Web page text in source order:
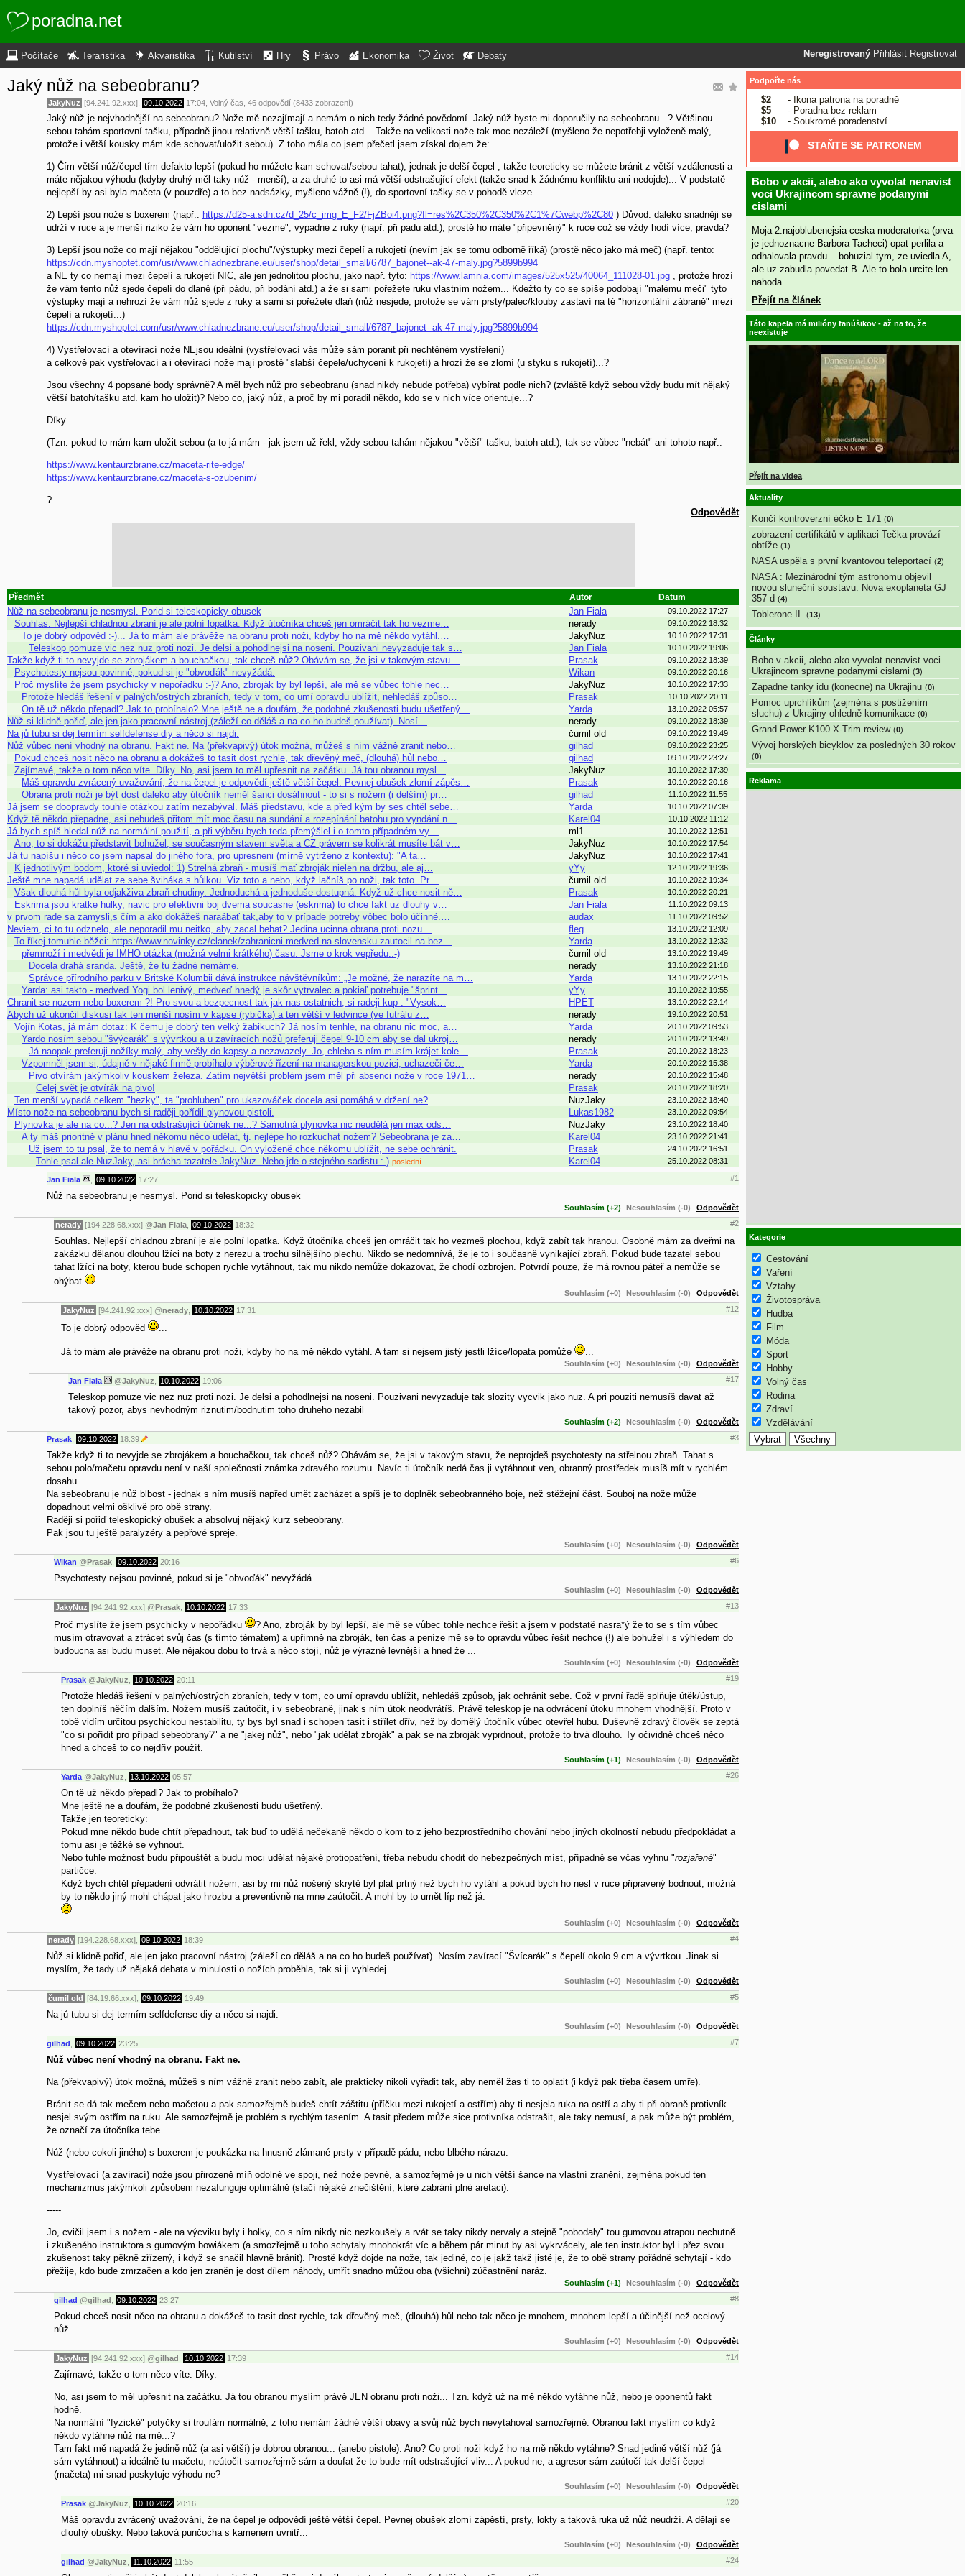
poradna.net
Neregistrovaný Přihlásit Registrovat
Počítače Teraristika Akvaristika Kutilství Hry Právo Ekonomika Život Debaty
Jaký nůž na sebeobranu?
JakyNuz [94.241.92.xxx], 09.10.2022 17:04 Volný čas , 46 odpovědí (8433 zobrazení)
Jaký nůž je nejvhodnější na sebeobranu? Nože mě nezajímají a nemám o nich tedy žádné povědomí. Jaký nůž byste mi doporučily na sebeobranu...? Většinou
sebou tahám sportovní tašku, případně jinou relativně větší tašku, batoh atd... Takže na velikosti nože tak moc nezáleží (myšleno že nepotřebji vyloženě malý,
protože i větší kousky mám kde schovat/uložit sebou). Z toho mála co jsem přečetl jsem získal dojem že:
1) Čím větší nůž/čepel tím defakto lepší (pokud ho můžete kam schovat/sebou tahat), jednak je delší čepel , takže teoreticky se můžete bránit z větší vzdálenosti a
máte nějakou výhodu (kdyby druhý měl taky nůž - menší), a za druhé to asi má větší odstrašující efekt (takže snad k žádnému konfliktu ani nedojde)... V podstatě
nejlepší by asi byla mačeta (v pouzdře) a to bez nadsázky, myšleno vážně (!), do sportovní tašky se v pohodě vleze...
2) Lepší jsou nože s boxerem (např.: https://d25-a.sdn.cz/d_25/c_img_E_F2/FjZBoi4.png?fl=res%2C350%2C350%2C1%7Cwebp%2C80 ) Důvod: daleko snadněji se
udrží v ruce a je menší riziko že vám ho oponent "vezme", vypadne z ruky (např. při padu atd.), prostě ho máte "připevněný" k ruce což se vždy hodí více, pravda?
3) Lepší jsou nože co mají nějakou "oddělující plochu"/výstupky mezi čepelí a rukojetí (nevím jak se tomu odborně říká) (prostě něco jako má meč) (např. tento:
https://cdn.myshoptet.com/usr/www.chladnezbrane.eu/user/shop/detail_small/6787_bajonet--ak-47-maly.jpg?5899b994
a NE ty co nemají mezi čepelí a rukojetí NIC, ale jen jednolitou plochu, jako např. tyto: https://www.lamnia.com/images/525x525/40064_111028-01.jpg , protože hrozí
že vám tento nůž sjede čepelí do dlaně (při pádu, při bodání atd.) a že si sami pořežete ruku vlastním nožem... Kdežto ty co se spíše podobají "malému meči" tyto
výstupky mají a nehrozí že vám nůž sjede z ruky a sami si pořežete dlaň (nůž nesjede, protože se vám prsty/palec/klouby zastaví na té "horizontální zábraně" mezi
čepelí a rukojetí...)
https://cdn.myshoptet.com/usr/www.chladnezbrane.eu/user/shop/detail_small/6787_bajonet--ak-47-maly.jpg?5899b994
4) Vystřelovací a otevírací nože NEjsou ideální (vystřelovací vás může sám poranit při nechtěném vystřelení)
a celkově pak vystřelovací a i otevírací nože mají prostě "slabší čepele/uchycení k rukojetí) a hrozí že se zlomí (u styku s rukojetí)...?
Jsou všechny 4 popsané body správně? A měl bych nůž pro sebeobranu (snad nikdy nebude potřeba) vybírat podle nich? (zvláště když sebou vždy budu mít nějaký
větší batoh/tašku atd. kam ho uložit)? Nebo co, jaký nůž, a proč by mi poradil někdo, kdo se v nich více orientuje...?
Díky
(Tzn. pokud to mám kam uložit sebou (a to já mám - jak jsem už řekl, vždy sebou tahám nějakou "větší" tašku, batoh atd.), tak se vůbec "nebát" ani tohoto např.:
https://www.kentaurzbrane.cz/maceta-rite-edge/
https://www.kentaurzbrane.cz/maceta-s-ozubenim/
?
Odpovědět
Předmět Autor Datum
Nůž na sebeobranu je nesmysl. Porid si teleskopicky obusek Jan Fiala 09.10.2022 17:27
Souhlas. Nejlepší chladnou zbraní je ale polní lopatka. Když útočníka chceš jen omráčit tak ho vezme… nerady 09.10.2022 18:32
To je dobrý odpověd :-)... Já to mám ale právěže na obranu proti noži, kdyby ho na mě někdo vytáhl.… JakyNuz 10.10.2022 17:31
Teleskop pomuze vic nez nuz proti nozi. Je delsi a pohodlnejsi na noseni. Pouzivani nevyzaduje tak s… Jan Fiala 10.10.2022 19:06
Takže když ti to nevyjde se zbrojákem a bouchačkou, tak chceš nůž? Obávám se, že jsi v takovým stavu… Prasak 09.10.2022 18:39
Psychotesty nejsou povinné, pokud si je "obvoďák" nevyžádá. Wikan 09.10.2022 20:16
Proč myslíte že jsem psychicky v nepořádku :-)? Ano, zbroják by byl lepší, ale mě se vůbec tohle nec… JakyNuz 10.10.2022 17:33
Protože hledáš řešení v palných/ostrých zbraních, tedy v tom, co umí opravdu ublížit, nehledáš způso… Prasak 10.10.2022 20:11
On tě už někdo přepadl? Jak to probíhalo? Mne ještě ne a doufám, že podobné zkušenosti budu ušetřený… Yarda 13.10.2022 05:57
Nůž si klidně pořiď, ale jen jako pracovní nástroj (záleží co děláš a na co ho budeš používat). Nosí… nerady 09.10.2022 18:39
Na jů tubu si dej termím selfdefense diy a něco si najdi. čumil old 09.10.2022 19:49
Nůž vůbec není vhodný na obranu. Fakt ne. Na (překvapivý) útok možná, můžeš s ním vážně zranit nebo… gilhad 09.10.2022 23:25
Pokud chceš nosit něco na obranu a dokážeš to tasit dost rychle, tak dřevěný meč, (dlouhá) hůl nebo… gilhad 09.10.2022 23:27
Zajímavé, takže o tom něco víte. Díky. No, asi jsem to měl upřesnit na začátku. Já tou obranou mysl… JakyNuz 10.10.2022 17:39
Máš opravdu zvrácený uvažování, že na čepel je odpovědí ještě větší čepel. Pevnej obušek zlomí zápěs… Prasak 10.10.2022 20:16
Obrana proti noži je být dost daleko aby útočník neměl šanci dosáhnout - to si s nožem (i delším) pr… gilhad 11.10.2022 11:55
Já jsem se doopravdy touhle otázkou zatím nezabýval. Máš představu, kde a před kým by ses chtěl sebe… Yarda 10.10.2022 07:39
Když tě někdo přepadne, asi nebudeš přitom mít moc času na sundání a rozepínání batohu pro vyndání n… Karel04 10.10.2022 11:12
Já bych spíš hledal nůž na normální použití, a při výběru bych teda přemýšlel i o tomto případném vy… ml1 10.10.2022 12:51
Ano, to si dokážu představit bohužel, se současným stavem světa a CZ právem se kolikrát musíte bát v… JakyNuz 10.10.2022 17:54
Já tu napíšu i něco co jsem napsal do jiného fora, pro upresneni (mírně vytrženo z kontextu): "A ta… JakyNuz 10.10.2022 17:41
K jednotlivým bodom, ktoré si uviedol: 1) Strelná zbraň - musíš mať zbroják nielen na držbu, ale aj… yYy 12.10.2022 19:36
Ještě mne napadá udělat ze sebe šviháka s hůlkou. Viz toto a nebo, když lačníš po noži, tak toto. Pr… čumil old 10.10.2022 19:34
Však dlouhá hůl byla odjakživa zbraň chudiny. Jednoduchá a jednoduše dostupná. Když už chce nosit ně… Prasak 10.10.2022 20:21
Eskrima jsou kratke hulky, navic pro efektivni boj dvema soucasne (eskrima) to chce fakt uz dlouhy v… Jan Fiala 11.10.2022 09:13
v prvom rade sa zamysli,s čím a ako dokážeš naraábať tak,aby to v prípade potreby vôbec bolo účinné.… audax 11.10.2022 09:52
Neviem, ci to tu odznelo, ale neporadil mu neitko, aby zacal behat? Jedina ucinna obrana proti nozu… fleg 13.10.2022 12:09
To říkej tomuhle běžci: https://www.novinky.cz/clanek/zahranicni-medved-na-slovensku-zautocil-na-bez… Yarda 13.10.2022 12:32
přemnoží i medvědi je IMHO otázka (možná velmi krátkého) času. Jsme o krok vepředu.:-) čumil old 13.10.2022 19:49
Docela drahá sranda. Ještě, že tu žádné nemáme. nerady 13.10.2022 21:18
Správce přírodního parku v Britské Kolumbii dává instrukce návštěvníkům: „Je možné, že narazíte na m… Yarda 13.10.2022 22:15
Yarda: asi takto - medveď Yogi bol lenivý, medveď hnedý je skôr vytrvalec a pokiaľ potrebuje "šprint… yYy 19.10.2022 19:55
Chranit se nozem nebo boxerem ?! Pro svou a bezpecnost tak jak nas ostatnich, si radeji kup : "Vysok… HPET 13.10.2022 22:14
Abych už ukončil diskusi tak ten menší nosím v kapse (rybička) a ten větší v ledvince (ve futrálu z… nerady 19.10.2022 20:51
Vojín Kotas, já mám dotaz: K čemu je dobrý ten velký žabikuch? Já nosím tenhle, na obranu nic moc, a… Yarda 20.10.2022 09:53
Yardo nosím sebou "švýcarák" s vývrtkou a u zavíracích nožů preferuji čepel 9-10 cm aby se dal ukroj… nerady 20.10.2022 13:49
Já naopak preferuji nožíky malý, aby vešly do kapsy a nezavazely. Jo, chleba s ním musím krájet kole… Prasak 20.10.2022 18:23
Vzpomněl jsem si, údajně v nějaké firmě probíhalo výběrové řízení na managerskou pozici, uchazeči če… Yarda 20.10.2022 15:38
Pivo otvírám jakýmkoliv kouskem železa. Zatím největší problém jsem měl při absenci nože v roce 1971… nerady 20.10.2022 15:48
Celej svět je otvírák na pivo! Prasak 20.10.2022 18:20
Ten menší vypadá celkem "hezky", ta "prohluben" pro ukazováček docela asi pomáhá v držení ne? NuzJaky 23.10.2022 18:40
Místo nože na sebeobranu bych si raději pořídil plynovou pistoli. Lukas1982 23.10.2022 09:54
Plynovka je ale na co...? Jen na odstrašující účinek ne...? Samotná plynovka nic neudělá jen max ods… NuzJaky 23.10.2022 18:40
A ty máš prioritně v plánu hned někomu něco udělat, tj. nejlépe ho rozkuchat nožem? Sebeobrana je za… Karel04 23.10.2022 21:41
Už jsem to tu psal, že to nemá v hlavě v pořádku. On vyloženě chce někomu ublížit, ne sebe ochránit. Prasak 24.10.2022 16:51
Tohle psal ale NuzJaky, asi brácha tazatele JakyNuz. Nebo jde o stejného sadistu.:-) poslední Karel04 25.10.2022 08:31
Jan Fiala 09.10.2022 17:27 #1
Nůž na sebeobranu je nesmysl. Porid si teleskopicky obusek
Souhlasím (+2) Nesouhlasím (-0) Odpovědět
nerady [194.228.68.xxx] @Jan Fiala 09.10.2022 18:32 #2
Souhlas. Nejlepší chladnou zbraní je ale polní lopatka. Když útočníka chceš jen omráčit tak ho vezmeš plochou, když zabít tak hranou. Osobně mám za dveřmi na
zakázku dělanou dlouhou lžíci na boty z nerezu a trochu silnějšího plechu. Nikdo se nedomnívá, že je to i současně vynikající zbraň. Pokud bude tazatel sebou
tahat lžíci na boty, kterou bude schopen rychle vytáhnout, tak mu nikdo nemůže dokazovat, že chodí ozbrojen. Potvrdí pouze, že má rovnou páteř a nemůže se
ohýbat.
Souhlasím (+0) Nesouhlasím (-0) Odpovědět
JakyNuz [94.241.92.xxx] @nerady 10.10.2022 17:31 #12
To je dobrý odpověd
Já to mám ale právěže na obranu proti noži, kdyby ho na mě někdo vytáhl. A tam si nejsem jistý jestli lžíce/lopata pomůže
Souhlasím (+0) Nesouhlasím (-0) Odpovědět
Jan Fiala @JakyNuz 10.10.2022 19:06 #17
Teleskop pomuze vic nez nuz proti nozi. Je delsi a pohodlnejsi na noseni. Pouzivani nevyzaduje tak slozity vycvik jako nuz. A pri pouziti nemusíš davat až
takový pozor, abys nevhodným riznutim/bodnutim toho druheho nezabil
Souhlasím (+2) Nesouhlasím (-0) Odpovědět
Prasak 09.10.2022 18:39 #3
Takže když ti to nevyjde se zbrojákem a bouchačkou, tak chceš nůž? Obávám se, že jsi v takovým stavu, že neprojdeš psychotesty na střelnou zbraň. Tahat s
sebou polo/mačetu opravdu není v naší společnosti známka zdravého rozumu. Navíc ti útočník nedá čas ji vytáhnout ven, obranný prostředek musíš mít v rychlém
dosahu.
Na sebeobranu je nůž blbost - jednak s ním musíš napřed umět zacházet a spíš je to doplněk sebeobranného boje, než stěžejní část. Souboj na nože může
dopadnout velmi ošklivě pro obě strany.
Raději si pořiď teleskopický obušek a absolvuj nějaký kurz sebeobrany.
Pak jsou tu ještě paralyzéry a pepřové spreje.
Souhlasím (+0) Nesouhlasím (-0) Odpovědět
Wikan @Prasak 09.10.2022 20:16 #6
Psychotesty nejsou povinné, pokud si je "obvoďák" nevyžádá.
Souhlasím (+0) Nesouhlasím (-0) Odpovědět
JakyNuz [94.241.92.xxx] @Prasak 10.10.2022 17:33 #13
Proč myslíte že jsem psychicky v nepořádku
? Ano, zbroják by byl lepší, ale mě se vůbec tohle nechce řešit a jsem v podstatě nasra*ý že to se s tím vůbec
musím otravovat a ztrácet svůj čas (s tímto tématem) a upřímně na zbroják, ten čas a peníze mě se to opravdu vůbec řešit nechce (!) ale bohužel i s výhledem do
budoucna asi budu muset. Ale nějakou dobu to trvá a něco stojí, nůž je výrazně levnější a hned že ...
Souhlasím (+0) Nesouhlasím (-0) Odpovědět
Prasak @JakyNuz 10.10.2022 20:11 #19
Protože hledáš řešení v palných/ostrých zbraních, tedy v tom, co umí opravdu ublížit, nehledáš způsob, jak ochránit sebe. Což v první řadě splňuje útěk/ústup,
ten doplníš něčím dalším. Nožem musíš zaútočit, i v sebeobraně, jinak s ním útok neodvrátíš. Právě teleskop je na odvrácení útoku mnohem vhodnější. Proto v
tobě vidím určitou psychickou nestabilitu, ty bys byl snad i schopen tasit i střílet dřív, než by domělý útočník vůbec otevřel hubu. Duševně zdravý člověk se zeptá
"co si pořídit pro případ sebeobrany?" a ne "jakej nůž", nebo "jak udělat zbroják" a pak se na zbroják vyprdnout, protože to trvá dlouho. Ty očividně chceš něco
hned a chceš to co nejdřív použít.
Souhlasím (+1) Nesouhlasím (-0) Odpovědět
Yarda @JakyNuz 13.10.2022 05:57 #26
On tě už někdo přepadl? Jak to probíhalo?
Mne ještě ne a doufám, že podobné zkušenosti budu ušetřený.
Takže jen teoreticky:
Pokud mne někdo bude chtít přepadnout, tak buď to udělá nečekaně někdo o kom to z jeho bezprostředního chování nebo jiných okolností nebudu předpokládat a
tomu asi je těžké se vyhnout.
Nebo tuhle možnost budu připouštět a budu moci udělat nějaké protiopatření, třeba nebudu chodit do nebezpečných míst, případně se včas vyhnu "rozjařené"
partičce.
Když bych chtěl přepadení odvrátit nožem, asi by mi nůž nošený skrytě byl plat prtný než bych ho vytáhl a pokud bych ho nesl v ruce připravený bodnout, možná
by to někdo jiný mohl chápat jako hrozbu a preventivně na mne zaútočit. A mohl by to umět líp než já.
Souhlasím (+0) Nesouhlasím (-0) Odpovědět
nerady [194.228.68.xxx], 09.10.2022 18:39 #4
Nůž si klidně pořiď, ale jen jako pracovní nástroj (záleží co děláš a na co ho budeš používat). Nosím zavírací "Švícarák" s čepelí okolo 9 cm a vývrtkou. Jinak si
myslím, že tady už nějaká debata v minulosti o nožích proběhla, tak si ji vyhledej.
Souhlasím (+0) Nesouhlasím (-0) Odpovědět
čumil old [84.19.66.xxx], 09.10.2022 19:49 #5
Na jů tubu si dej termím selfdefense diy a něco si najdi.
Souhlasím (+0) Nesouhlasím (-0) Odpovědět
gilhad 09.10.2022 23:25 #7
Nůž vůbec není vhodný na obranu. Fakt ne.
Na (překvapivý) útok možná, můžeš s ním vážně zranit nebo zabít, ale prakticky nikoli vyřadit tak, aby neměl žas ti to oplatit (i když pak třeba časem umře).
Bránit se dá tak mečem nebo mačetou a pak samozřejmě budeš chtít záštitu (příčku mezi rukojetí a ostřím) aby ti nesjela ruka na ostří a aby ti při obraně protivník
nesjel svým ostřím na ruku. Ale samozřejmě je problém s rychlým tasením. A tasit předem může sice protivníka odstrašit, ale taky nemusí, a pak může být problém,
že označí za útočníka tebe.
Nůž (nebo cokoli jiného) s boxerem je poukázka na hnusně zlámané prsty v případě pádu, nebo blbého nárazu.
Vystřelovací (a zavírací) nože jsou přirozeně míň odolné ve spoji, než nože pevné, a samozřejmě je u nich větší šance na vlastní zranění, zejména pokud ten
mechanizmus jakýmkoli způsobem nezafunguje optimálně (stačí nějaké znečištění, které zabrání plné aretaci).
-----
Jo, cvičil jsem i s nožem - ale na výcviku byly i holky, co s ním nikdy nic nezkoušely a rvát se taky nikdy nervaly a stejně "pobodaly" tou gumovou atrapou nechutně
i zkušeného instruktora s gumovým bowiákem (a smozřejmě u toho schytaly mnohokrát víc a během pár minut by asi vykrvácely, ale ten instruktor byl i přez svou
zkušenost taky pěkně zřízený, i když se snačil hlavně bránit). Prostě když dojde na nože, tak jediné, co je jakž takž jisté je, že to obě strany pořádně schytají - kdo
přežije, kdo bude zmrzačen a kdo jen zraněn je dost dílem náhody, umřít snadno můžou oba (všichni) zúčastnění naráz.
Souhlasím (+1) Nesouhlasím (-0) Odpovědět
gilhad @gilhad 09.10.2022 23:27 #8
Pokud chceš nosit něco na obranu a dokážeš to tasit dost rychle, tak dřevěný meč, (dlouhá) hůl nebo tak něco je mnohem, mnohem lepší a účinější než ocelový
nůž.
Souhlasím (+0) Nesouhlasím (-0) Odpovědět
JakyNuz [94.241.92.xxx] @gilhad 10.10.2022 17:39 #14
Zajímavé, takže o tom něco víte. Díky.
No, asi jsem to měl upřesnit na začátku. Já tou obranou myslím právě JEN obranu proti noži... Tzn. když už na mě někdo vytáhne nůž, nebo je oponentů fakt
hodně.
Na normální "fyzické" potyčky si troufám normálně, z toho nemám žádné větší obavy a svůj nůž bych nevytahoval samozřejmě. Obranou fakt myslím co když
někdo vytáhne nůž na mě...?
Tam fakt mě napadá že jedině nůž (a asi větší) je dobrou obranou... (anebo pistole). Ano? Co proti noži když ho na mě někdo vytáhne? Snad jedině větší nůž (já
sám vytáhnout) a ideálně tu mačetu, neútočit samozřejmě sám a doufat že to bude mít odstrašující vliv... A pokud ne, a agresor sám zaútočí tak delší čepel
(mačeta) mi snad poskytuje výhodu ne?
Souhlasím (+0) Nesouhlasím (-0) Odpovědět
Prasak @JakyNuz 10.10.2022 20:16 #20
Máš opravdu zvrácený uvažování, že na čepel je odpovědí ještě větší čepel. Pevnej obušek zlomí zápěstí, prsty, lokty a taková ruka už nůž neudrží. A dělají se
dlouhý obušky. Nebo taková punčocha s kamenem uvnitř...
Souhlasím (+0) Nesouhlasím (-0) Odpovědět
gilhad @JakyNuz 11.10.2022 11:55 #24
Podpořte nás
$2
- Ikona patrona na poradně
$5
- Poradna bez reklam
$10
- Soukromé poradenství
STAŇTE SE PATRONEM
Bobo v akcii, alebo ako vyvolat nenavist
voci Ukrajincom spravne podanymi
cislami
Moja 2.najoblubenejsia ceska moderatorka (prva
je jednoznacne Barbora Tacheci) opat perlila a
odhalovala pravdu....bohuzial tym, ze uviedla A,
ale uz zabudla povedat B. Ale to bola urcite len
nahoda.
Přejít na článek
Táto kapela má milióny fanúšikov - až na to, že
neexistuje
Přejít na videa
Aktuality
Končí kontroverzní éčko E 171 (0)
zobrazení certifikátů v aplikaci Tečka provází
obtíže (1)
NASA uspěla s první kvantovou teleportací (2)
NASA : Mezinárodní tým astronomu objevil
novou sluneční soustavu. Nova exoplaneta GJ
357 d (4)
Toblerone II. (13)
Články
Bobo v akcii, alebo ako vyvolat nenavist voci
Ukrajincom spravne podanymi cislami (3)
Zapadne tanky idu (konecne) na Ukrajinu (0)
Pomoc uprchlíkům (zejména s postižením
sluchu) z Ukrajiny ohledně komunikace (0)
Grand Power K100 X-Trim review (0)
Vývoj horských bicyklov za posledných 30 rokov
(0)
Reklama
Kategorie
Cestování
Vaření
Vztahy
Životospráva
Hudba
Film
Móda
Sport
Hobby
Volný čas
Rodina
Zdraví
Vzdělávání